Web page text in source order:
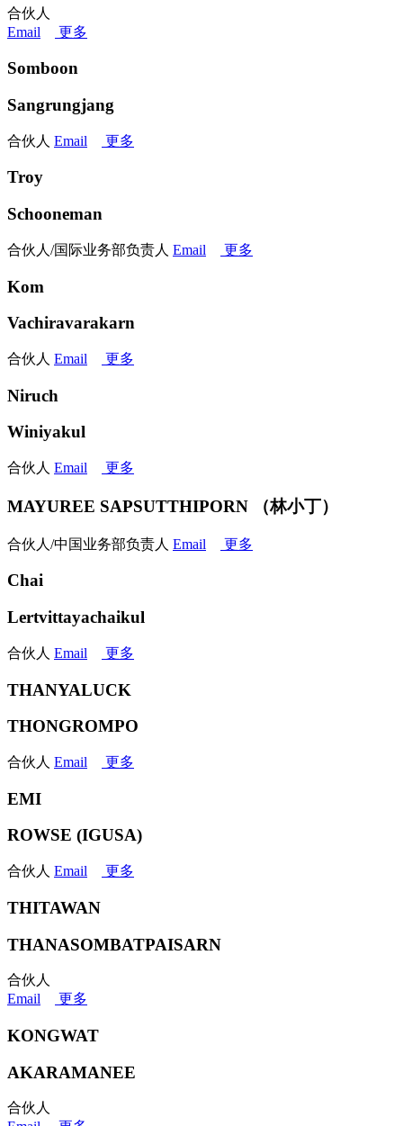
合伙人
Email
更多
Somboon
Sangrungjang
合伙人 Email 更多
Troy
Schooneman
合伙人/国际业务部负责人 Email 更多
Kom
Vachiravarakarn
合伙人 Email 更多
Niruch
Winiyakul
合伙人 Email 更多
MAYUREE SAPSUTTHIPORN （林小丁）
合伙人/中国业务部负责人 Email 更多
Chai
Lertvittayachaikul
合伙人 Email 更多
THANYALUCK
THONGROMPO
合伙人 Email 更多
EMI
ROWSE (IGUSA)
合伙人 Email 更多
THITAWAN
THANASOMBATPAISARN
合伙人
Email
更多
KONGWAT
AKARAMANEE
合伙人